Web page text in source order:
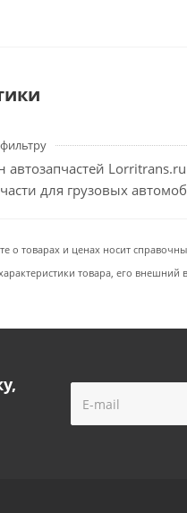
автозапчастей
для грузовых
о товарах и ценах носит
товара, его